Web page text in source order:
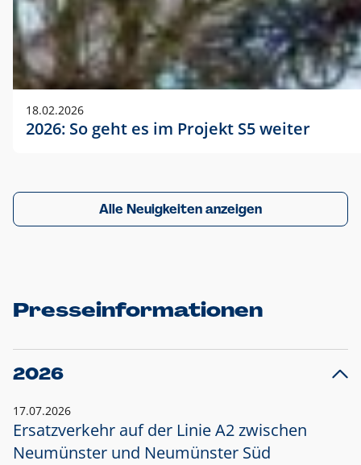
18.02.2026
2026: So geht es im Projekt S5 weiter
Alle Neuigkeiten anzeigen
Presseinformationen
2026
17.07.2026
Ersatzverkehr auf der Linie A2 zwischen
Neumünster und Neumünster Süd